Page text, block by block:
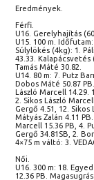
Eredmények.
Férfi.
U16. Gerelyhajítás
U15. 100 m.
Súlylökés (4kg): 1.
43.33. Kalapácsvetés
Tamás Máté 30.82.
U14. 80 m: 7. Putz
Dobos Máté 50.87
László Marcell 14.29.
2. Sikos László
Gergő 4.51, 12. Sikos
Mátyás Zalán 4.11
Marcell 15.36 PB, 4.
Gergő 34.81SB, 2.
4×75 m váltó: 3.
Női.
U16. 300 m: 18.
12.36 PB.